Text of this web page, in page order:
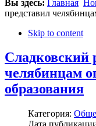
Вы здесь: Главная
представил
Skip to content
Сладковский
челябинцам
образования
Категория: